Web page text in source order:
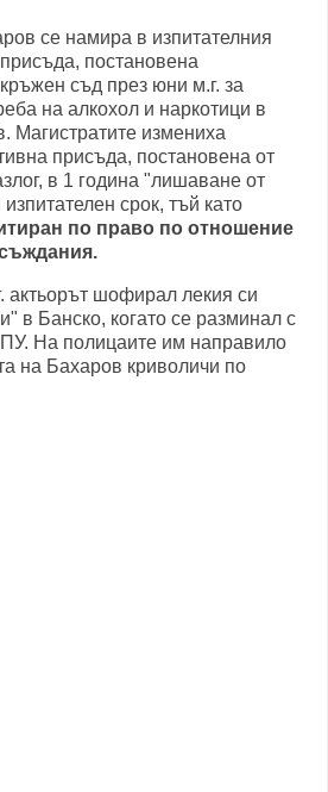
се намира в изпитателния
постановена
съд през юни м.г. за
на алкохол и наркотици в
Магистратите измениха
присъда, постановена от
в 1 година "лишаване от
срок, тъй като
по право по отношение
актьорът шофирал лекия си
в Банско, когато се разминал с
На полицаите им направило
на Бахаров криволичи по